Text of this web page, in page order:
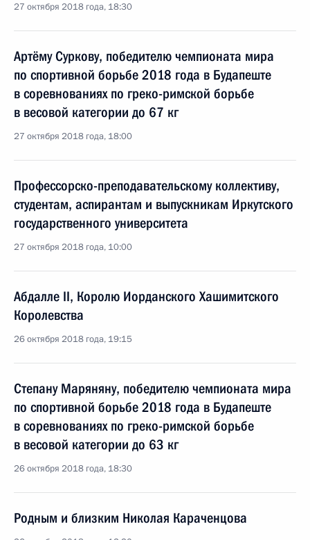
27 октября 2018 года, 18:30
Артёму Суркову, победителю чемпионата мира
по спортивной борьбе 2018 года в Будапеште
в соревнованиях по греко-римской борьбе
в весовой категории до 67 кг
27 октября 2018 года, 18:00
Профессорско-преподавательскому коллективу,
студентам, аспирантам и выпускникам Иркутского
государственного университета
27 октября 2018 года, 10:00
Абдалле II, Королю Иорданского Хашимитского
Королевства
26 октября 2018 года, 19:15
Степану Маряняну, победителю чемпионата мира
по спортивной борьбе 2018 года в Будапеште
в соревнованиях по греко-римской борьбе
в весовой категории до 63 кг
26 октября 2018 года, 18:30
Родным и близким Николая Караченцова